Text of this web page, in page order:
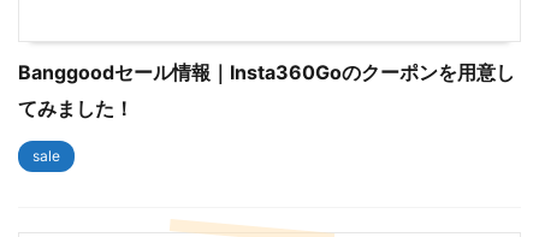
Banggoodセール情報｜Insta360Goのクーポンを用意し
てみました！
sale